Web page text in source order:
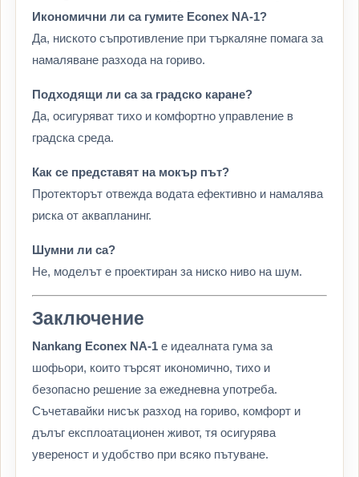
Икономични ли са гумите Econex NA-1?
Да, ниското съпротивление при търкаляне помага за
намаляване разхода на гориво.
Подходящи ли са за градско каране?
Да, осигуряват тихо и комфортно управление в
градска среда.
Как се представят на мокър път?
Протекторът отвежда водата ефективно и намалява
риска от аквапланинг.
Шумни ли са?
Не, моделът е проектиран за ниско ниво на шум.
Заключение
Nankang Econex NA-1 е идеалната гума за
шофьори, които търсят икономично, тихо и
безопасно решение за ежедневна употреба.
Съчетавайки нисък разход на гориво, комфорт и
дълъг експлоатационен живот, тя осигурява
увереност и удобство при всяко пътуване.